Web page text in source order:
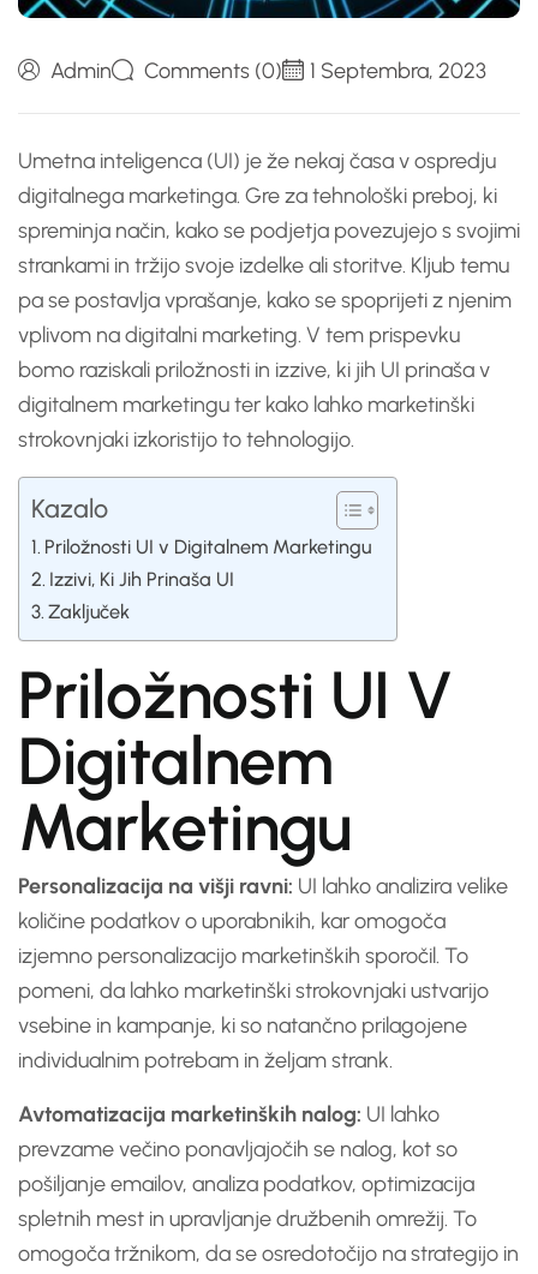
Admin Comments (0) 1 Septembra, 2023
Umetna inteligenca (UI) je že nekaj časa v ospredju
digitalnega marketinga. Gre za tehnološki preboj, ki
spreminja način, kako se podjetja povezujejo s svojimi
strankami in tržijo svoje izdelke ali storitve. Kljub temu
pa se postavlja vprašanje, kako se spoprijeti z njenim
vplivom na digitalni marketing. V tem prispevku
bomo raziskali priložnosti in izzive, ki jih UI prinaša v
digitalnem marketingu ter kako lahko marketinški
strokovnjaki izkoristijo to tehnologijo.
Kazalo
Priložnosti UI v Digitalnem Marketingu
Izzivi, Ki Jih Prinaša UI
Zaključek
Priložnosti UI V
Digitalnem
Marketingu
Personalizacija na višji ravni: UI lahko analizira velike
količine podatkov o uporabnikih, kar omogoča
izjemno personalizacijo marketinških sporočil. To
pomeni, da lahko marketinški strokovnjaki ustvarijo
vsebine in kampanje, ki so natančno prilagojene
individualnim potrebam in željam strank.
Avtomatizacija marketinških nalog: UI lahko
prevzame večino ponavljajočih se nalog, kot so
pošiljanje emailov, analiza podatkov, optimizacija
spletnih mest in upravljanje družbenih omrežij. To
omogoča tržnikom, da se osredotočijo na strategijo in